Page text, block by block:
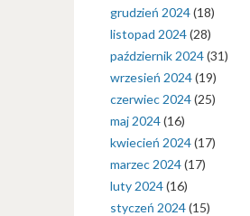
grudzień 2024(18)
listopad 2024(28)
październik 2024(31)
wrzesień 2024(19)
czerwiec 2024(25)
maj 2024(16)
kwiecień 2024(17)
marzec 2024(17)
luty 2024(16)
styczeń 2024(15)